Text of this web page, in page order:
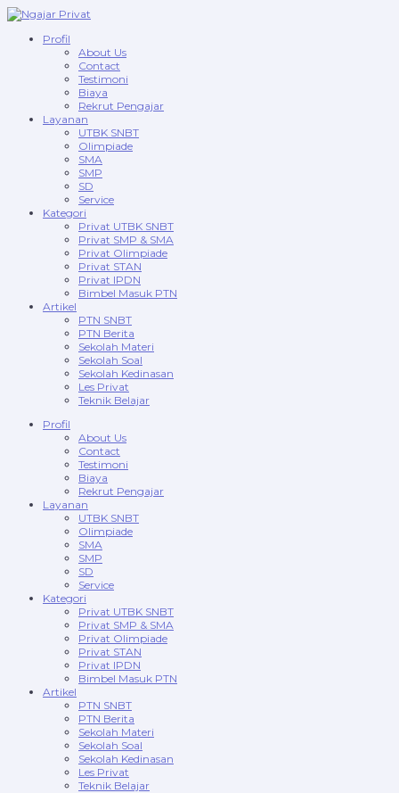
Profil
About Us
Contact
Testimoni
Biaya
Rekrut Pengajar
Layanan
UTBK SNBT
Olimpiade
SMA
SMP
SD
Service
Kategori
Privat UTBK SNBT
Privat SMP & SMA
Privat Olimpiade
Privat STAN
Privat IPDN
Bimbel Masuk PTN
Artikel
PTN SNBT
PTN Berita
Sekolah Materi
Sekolah Soal
Sekolah Kedinasan
Les Privat
Teknik Belajar
Profil
About Us
Contact
Testimoni
Biaya
Rekrut Pengajar
Layanan
UTBK SNBT
Olimpiade
SMA
SMP
SD
Service
Kategori
Privat UTBK SNBT
Privat SMP & SMA
Privat Olimpiade
Privat STAN
Privat IPDN
Bimbel Masuk PTN
Artikel
PTN SNBT
PTN Berita
Sekolah Materi
Sekolah Soal
Sekolah Kedinasan
Les Privat
Teknik Belajar